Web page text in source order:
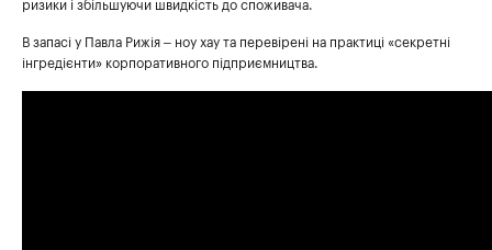
ризики і збільшуючи швидкість до споживача.
В запасі у Павла Рижія – ноу хау та перевірені на практиці «секретні
інгредієнти» корпоративного підприємництва.